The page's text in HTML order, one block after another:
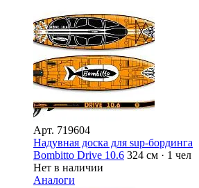
Арт. 719604
Надувная доска для sup-бординга
Bombitto Drive 10.6 324 см · 1 чел
Нет в наличии
Аналоги